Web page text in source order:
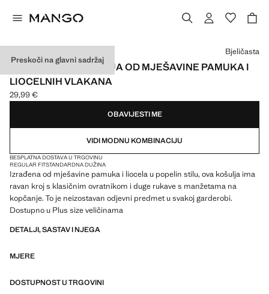
Preskoči na glavni sadržaj
REGULAR FIT KOŠULJA OD MJEŠAVINE PAMUKA I
LIOCELNIH VLAKANA
Trenutačna cijena [29,99 € ]
29,99 €
Odaberite boju
Bjeličasta
OBAVIJESTI ME
VIDI MODNU KOMBINACIJU
BESPLATNA DOSTAVA U TRGOVINU
REGULAR FITSTANDARDNA DUŽINA
Izrađena od mješavine pamuka i liocela u popelin stilu, ova košulja ima
ravan kroj s klasičnim ovratnikom i duge rukave s manžetama na
kopčanje. To je neizostavan odjevni predmet u svakoj garderobi.
Dostupno u Plus size veličinama
DETALJI, SASTAV I NJEGA
MJERE
DOSTUPNOST U TRGOVINI